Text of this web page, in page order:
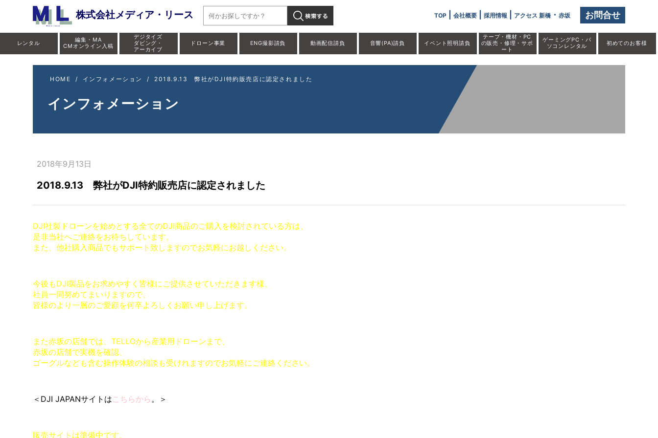
株式会社メディア・リース お問合せ
TOP| 会社概要| 採用情報 アクセス 新橋・ 赤坂
レンタル
編集・MA
CMオンライン入稿
デジタイズ
ダビング・
アーカイブ
ドローン事業 ENG撮影請負 動画配信請負 音響(PA)請負 イベント照明請負
テープ・機材・PC
の販売・修理・サポ
ート
ゲーミングPC・パ
ソコンレンタル
初めてのお客様
HOME / インフォメーション / 2018.9.13 弊社がDJI特約販売店に認定されました
インフォメーション
2018年9月13日
2018.9.13 弊社がDJI特約販売店に認定されました
DJI社製ドローンを始めとする全てのDJI商品のご購入を検討されている方は、
是非当社へご連絡をお待ちしています。
また、他社購入商品でもサポート致しますのでお気軽にお越しください。
今後もDJI製品をお求めやすく皆様にご提供させていただきます様、
社員一同努めてまいりますので、
皆様のより一層のご愛顧を何卒よろしくお願い申し上げます。
また赤坂の店舗では、TELLOから産業用ドローンまで、
赤坂の店舗で実機を確認、
ゴーグルなども含む操作体験の相談も受けれますのでお気軽にご連絡ください。
＜DJI JAPANサイトはこちらから。＞
販売サイトは準備中です。